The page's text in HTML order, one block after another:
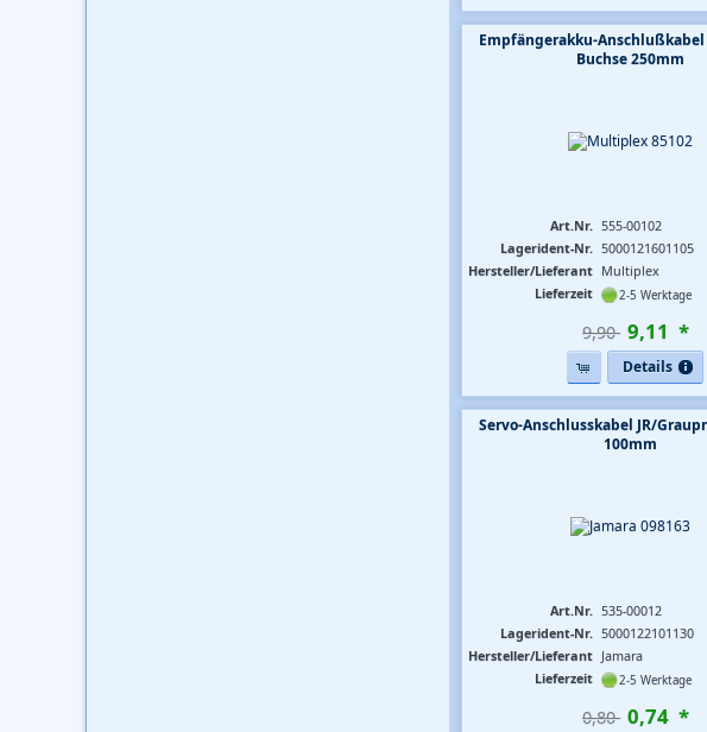
Empfängerakku-
Buchse 250mm
Art.Nr. 555-00102
Lagerident-Nr. 5000121601105
Hersteller/Lieferant Multiplex
Lieferzeit
2-5 Werktage
9,90  9,11 *
Details
Servo-Anschlusskabel JR/
100mm
Art.Nr. 535-00012
Lagerident-Nr. 5000122101130
Hersteller/Lieferant Jamara
Lieferzeit
2-5 Werktage
0,80  0,74 *